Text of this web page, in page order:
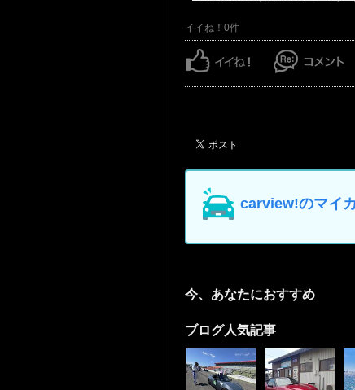
イイね！0件
carview!のマイ
今、あなたにおすすめ
ブログ人気記事